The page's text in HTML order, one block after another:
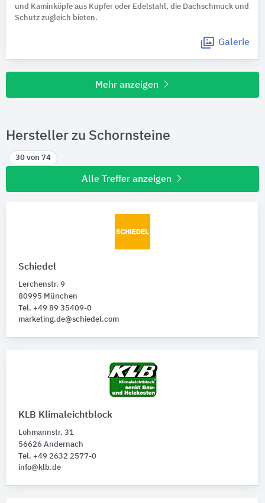
und Kaminköpfe aus Kupfer oder Edelstahl, die Dachschmuck und
Schutz zugleich bieten.
Galerie
Mehr anzeigen
Hersteller zu Schornsteine
30 von 74
Alle Treffer anzeigen
Schiedel
Lerchenstr. 9
80995 München
Tel. +49 89 35409-0
marketing.de@schiedel.com
KLB Klimaleichtblock
Lohmannstr. 31
56626 Andernach
Tel. +49 2632 2577-0
info@klb.de